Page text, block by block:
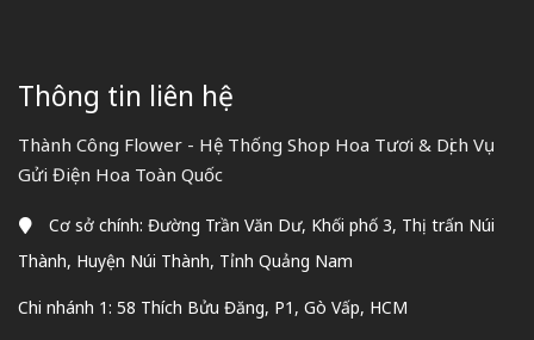
Thông tin liên hệ
Thành Công Flower - Hệ Thống Shop Hoa Tươi & Dịch Vụ
Gửi Điện Hoa Toàn Quốc
Cơ sở chính: Đường Trần Văn Dư, Khối phố 3, Thị trấn Núi
Thành, Huyện Núi Thành, Tỉnh Quảng Nam
Chi nhánh 1: 58 Thích Bửu Đăng, P1, Gò Vấp, HCM